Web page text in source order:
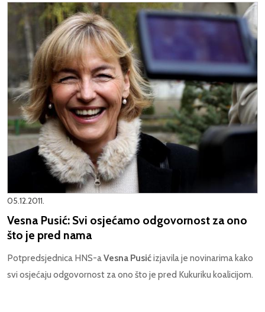
05.12.2011.
Vesna Pusić: Svi osjećamo odgovornost za ono
što je pred nama
Potpredsjednica HNS-aVesna Pusićizjavila je novinarima kako
svi osjećaju odgovornost za ono što je pred Kukuriku koalicijom.